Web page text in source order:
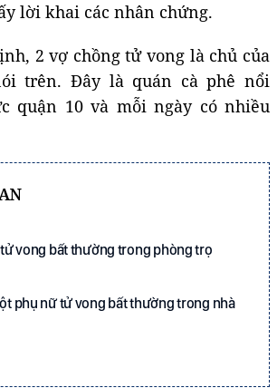
lời khai các nhân chứng.
2 vợ chồng tử vong là chủ của
trên. Đây là quán cà phê nổi
quận 10 và mỗi ngày có nhiều
vong bất thường trong phòng trọ
phụ nữ tử vong bất thường trong nhà